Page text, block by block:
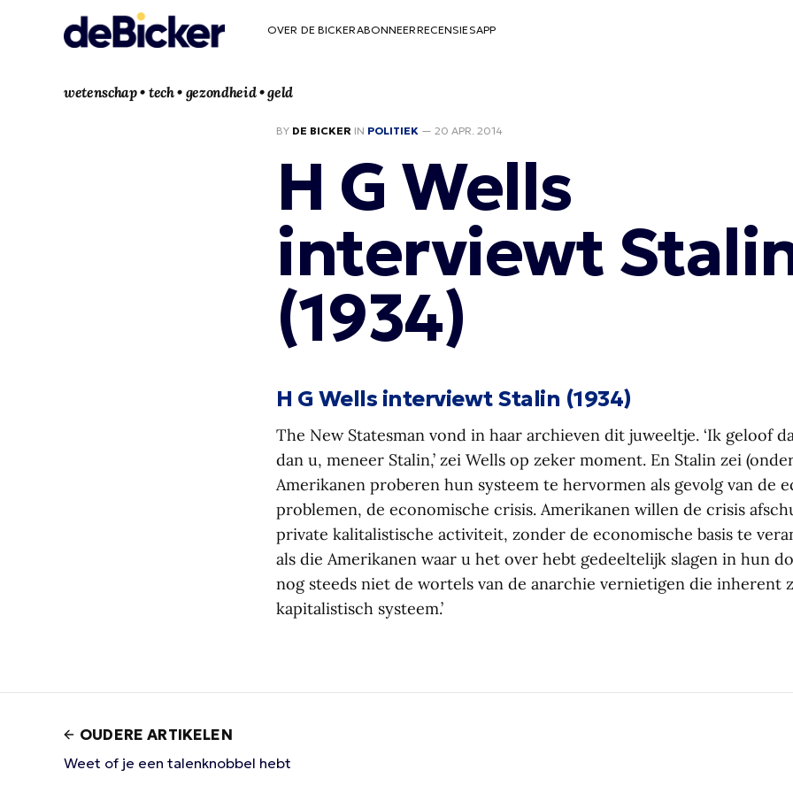
OVER DE BICKERABONNEERRECENSIESAPP
wetenschap • tech • gezondheid • geld
BY DE BICKER IN POLITIEK — 20 APR. 2014
H G Wells
interviewt
(1934)
H G Wells interviewt Stalin (1934)
The New Statesman vond in haar archieven dit juweeltje. ‘Ik geloof
dan u, meneer Stalin,’ zei Wells op zeker moment. En Stalin zei
Amerikanen proberen hun systeem te hervormen als gevolg van de
problemen, de economische crisis. Amerikanen willen de crisis
private kalitalistische activiteit, zonder de economische basis te
als die Amerikanen waar u het over hebt gedeeltelijk slagen in hun
nog steeds niet de wortels van de anarchie vernietigen die inherent
kapitalistisch systeem.’
OUDERE ARTIKELEN
Weet of je een talenknobbel hebt